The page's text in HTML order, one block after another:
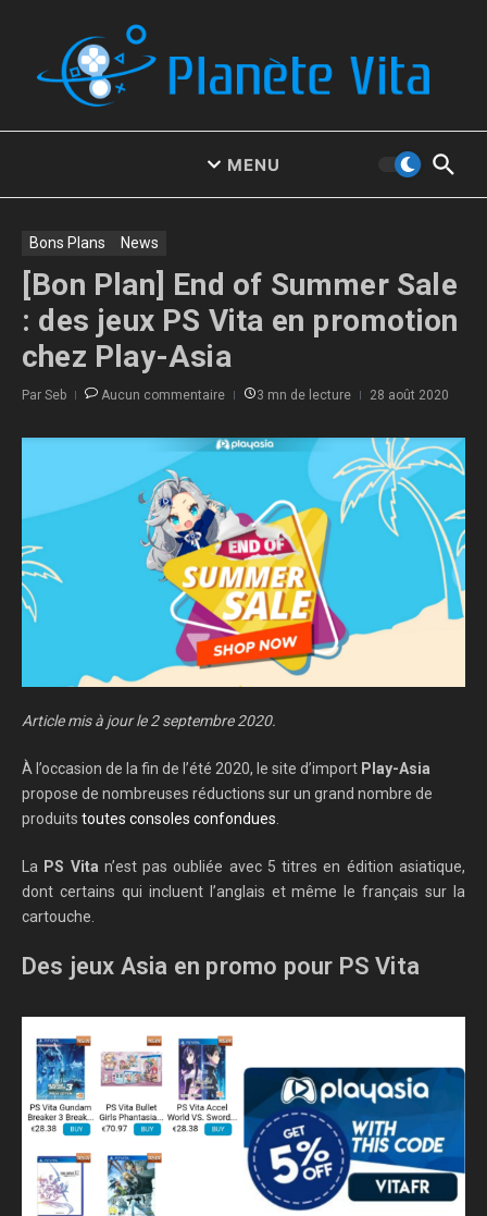
MENU
Bons Plans News
[Bon Plan] End of Summer Sale
: des jeux PS Vita en promotion
chez Play-Asia
Par Seb Aucun commentaire 3 mn de lecture 28 août 2020
Article mis à jour le 2 septembre 2020.
À l’occasion de la fin de l’été 2020, le site d’import Play-Asia
propose de nombreuses réductions sur un grand nombre de
produits toutes consoles confondues.
La PS Vita n’est pas oubliée avec 5 titres en édition asiatique,
dont certains qui incluent l’anglais et même le français sur la
cartouche.
Des jeux Asia en promo pour PS Vita